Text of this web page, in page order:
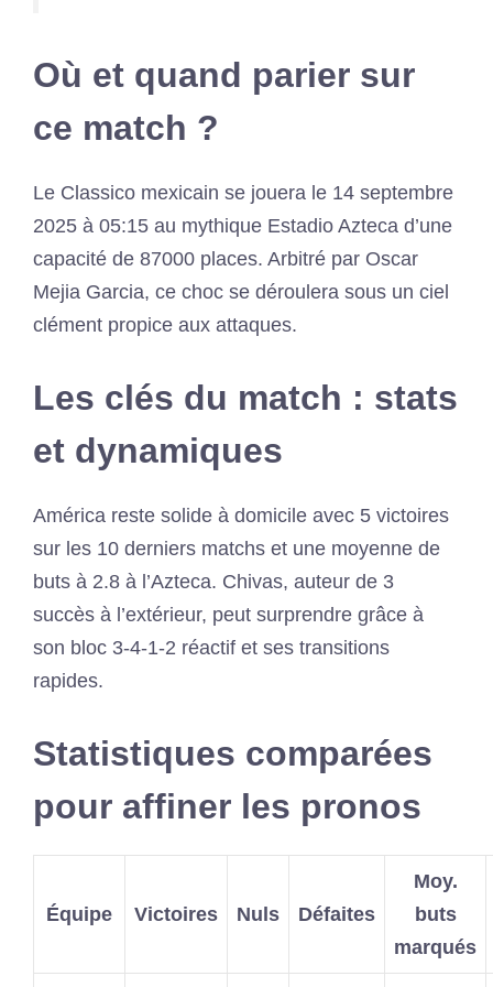
Où et quand parier sur
ce match ?
Le Classico mexicain se jouera le 14 septembre
2025 à 05:15 au mythique Estadio Azteca d’une
capacité de 87000 places. Arbitré par Oscar
Mejia Garcia, ce choc se déroulera sous un ciel
clément propice aux attaques.
Les clés du match : stats
et dynamiques
América reste solide à domicile avec 5 victoires
sur les 10 derniers matchs et une moyenne de
buts à 2.8 à l’Azteca. Chivas, auteur de 3
succès à l’extérieur, peut surprendre grâce à
son bloc 3-4-1-2 réactif et ses transitions
rapides.
Statistiques comparées
pour affiner les pronos
Équipe Victoires Nuls Défaites
Moy.
buts
marqués